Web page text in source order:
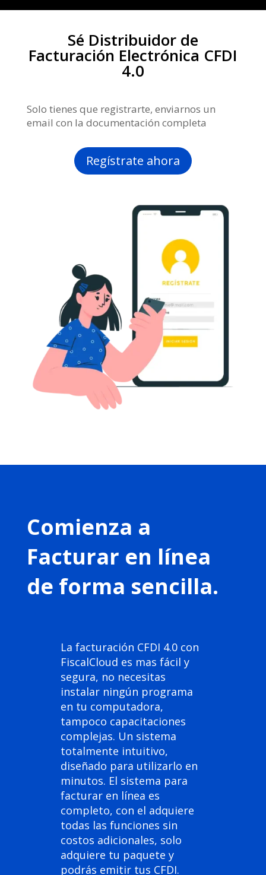
Sé Distribuidor de
Facturación Electrónica CFDI
4.0
Solo tienes que registrarte, enviarnos un
email con la documentación completa
Regístrate ahora
Comienza a
Facturar en línea
de forma sencilla.
La facturación CFDI 4.0 con
FiscalCloud es mas fácil y
segura, no necesitas
instalar ningún programa
en tu computadora,
tampoco capacitaciones
complejas. Un sistema
totalmente intuitivo,
diseñado para utilizarlo en
minutos. El sistema para
facturar en línea es
completo, con el adquiere
todas las funciones sin
costos adicionales, solo
adquiere tu paquete y
podrás emitir tus CFDI.